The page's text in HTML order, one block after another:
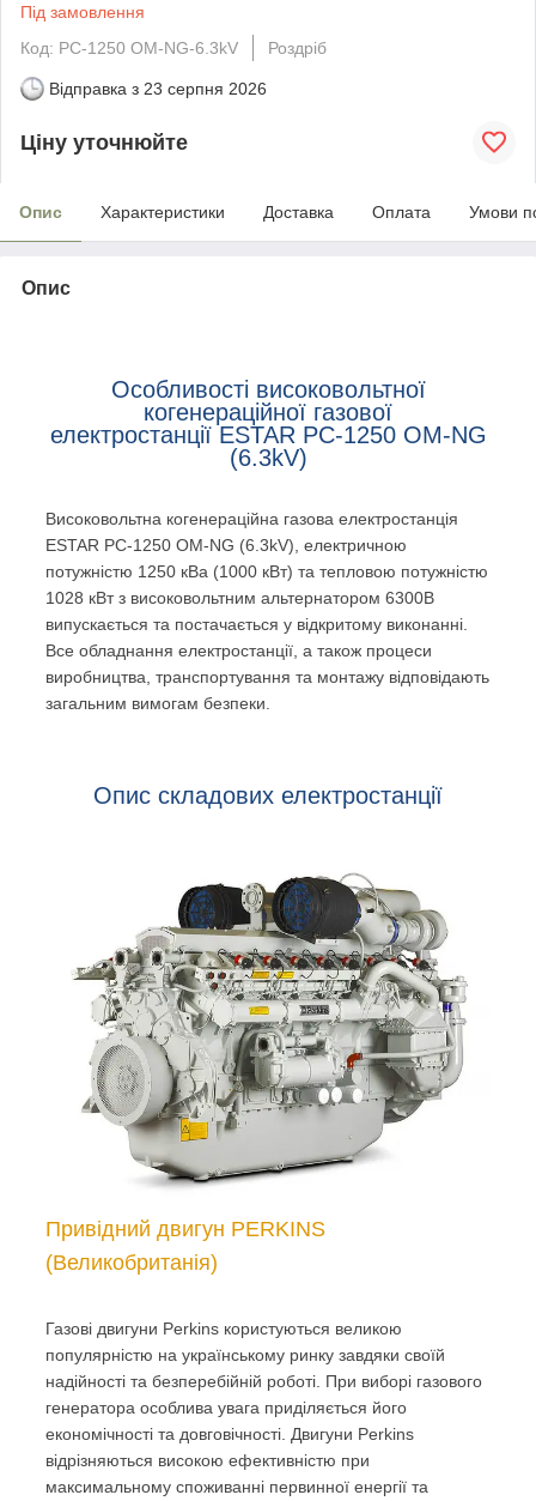
Під замовлення
Код: PC-1250 OM-NG-6.3kV
Роздріб
Відправка з 23 серпня 2026
Ціну уточнюйте
Опис Характеристики Доставка Оплата Умови
Опис
Особливості високовольтної
когенераційної газової
електростанції ESTAR PC-1250 OM-NG
(6.3kV)
Високовольтна когенераційна газова електростанція
ESTAR PC-1250 OM-NG (6.3kV), електричною
потужністю 1250 кВа (1000 кВт) та тепловою потужністю
1028 кВт з високовольтним альтернатором 6300В
випускається та постачається у відкритому виконанні.
Все обладнання електростанції, а також процеси
виробництва, транспортування та монтажу відповідають
загальним вимогам безпеки.
Опис складових електростанції
Привідний двигун PERKINS
(Великобританія)
Газові двигуни Perkins користуються великою
популярністю на українському ринку завдяки своїй
надійності та безперебійній роботі. При виборі газового
генератора особлива увага приділяється його
економічності та довговічності. Двигуни Perkins
відрізняються високою ефективністю при
максимальному споживанні первинної енергії та